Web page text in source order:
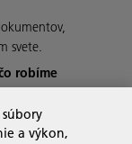
svete.
robíme
a výkon,